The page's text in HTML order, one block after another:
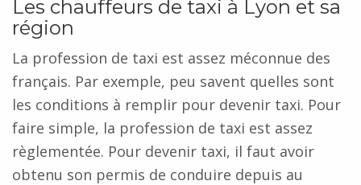
Les chauffeurs de taxi à Lyon et sa
région
La profession de taxi est assez méconnue des
français. Par exemple, peu savent quelles sont
les conditions à remplir pour devenir taxi. Pour
faire simple, la profession de taxi est assez
règlementée. Pour devenir taxi, il faut avoir
obtenu son permis de conduire depuis au